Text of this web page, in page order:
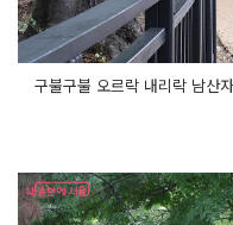
구불구불 오르락 내리락 남산